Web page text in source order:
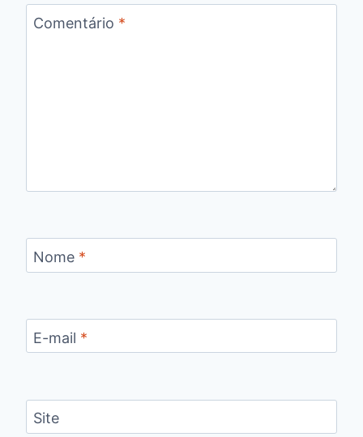
Comentário *
Nome *
E-mail *
Site